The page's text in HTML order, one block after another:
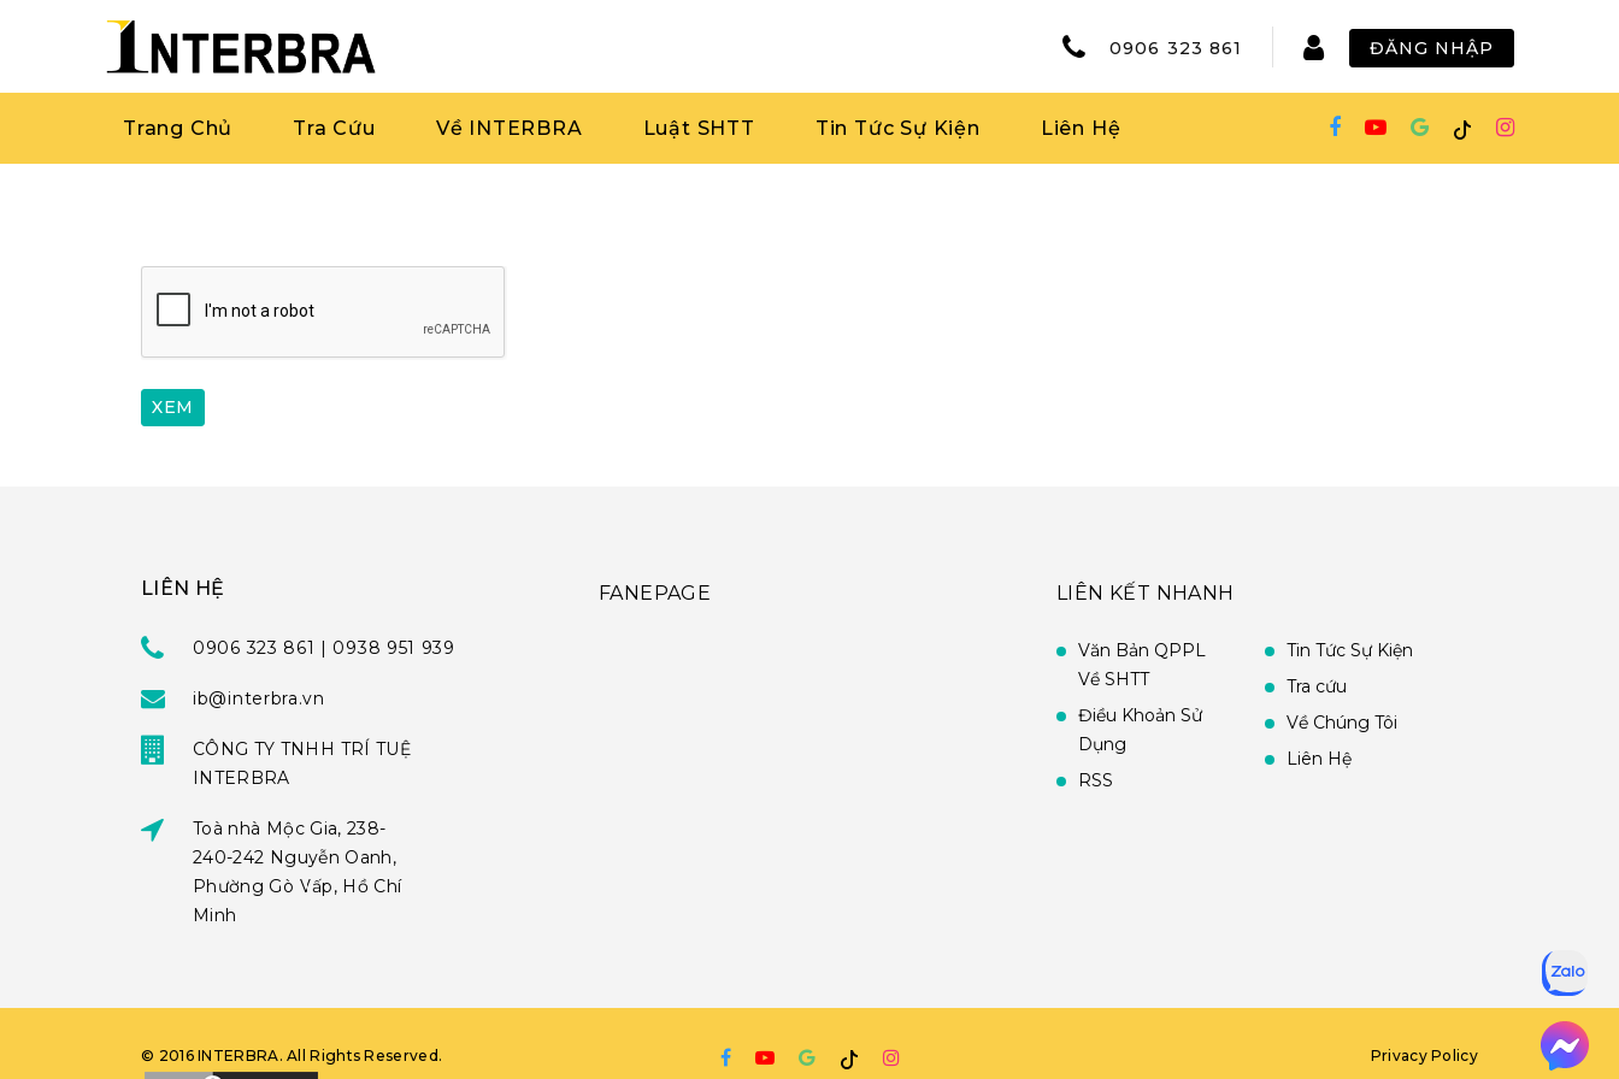
0906 323 861 ĐĂNG NHẬP
Trang Chủ Tra Cứu Về INTERBRA Luật SHTT Tin Tức Sự Kiện Liên Hệ
LIÊN HỆ
0906 323 861 | 0938 951 939
ib@interbra.vn
CÔNG TY TNHH TRÍ TUỆ
INTERBRA
Toà nhà Mộc Gia, 238-
240-242 Nguyễn Oanh,
Phường Gò Vấp, Hồ Chí
Minh
FANEPAGE LIÊN KẾT NHANH
Văn Bản QPPL
Về SHTT
Điều Khoản Sử
Dụng
RSS
Tin Tức Sự Kiện
Tra cứu
Về Chúng Tôi
Liên Hệ
© 2016 INTERBRA. All Rights Reserved. Privacy Policy